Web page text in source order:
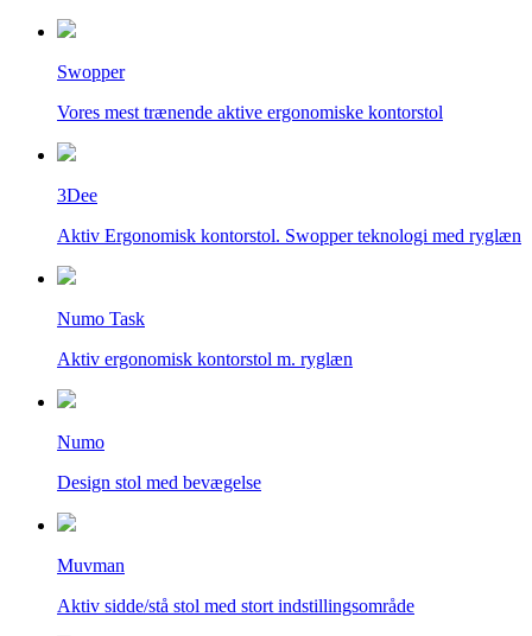
Swopper
Vores mest trænende aktive ergonomiske kontorstol
3Dee
Aktiv Ergonomisk kontorstol. Swopper teknologi med ryglæn
Numo Task
Aktiv ergonomisk kontorstol m. ryglæn
Numo
Design stol med bevægelse
Muvman
Aktiv sidde/stå stol med stort indstillingsområde